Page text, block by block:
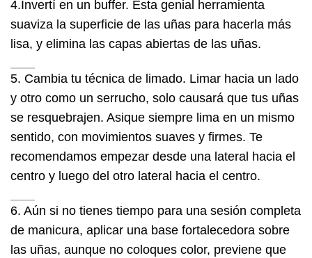
4.Invertí en un buffer. Esta genial herramienta
suaviza la superficie de las uñas para hacerla más
lisa, y elimina las capas abiertas de las uñas.
5. Cambia tu técnica de limado. Limar hacia un lado
y otro como un serrucho, solo causará que tus uñas
se resquebrajen. Asique siempre lima en un mismo
sentido, con movimientos suaves y firmes. Te
recomendamos empezar desde una lateral hacia el
centro y luego del otro lateral hacia el centro.
6. Aún si no tienes tiempo para una sesión completa
de manicura, aplicar una base fortalecedora sobre
las uñas, aunque no coloques color, previene que